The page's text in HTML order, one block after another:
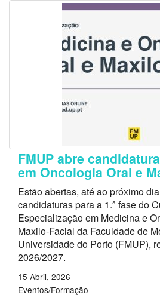
FMUP abre
em Oncologia Oral e
Estão abertas, até ao próximo
candidaturas para a 1.ª fase do
Especialização em Medicina e
Maxilo-Facial da Faculdade de
Universidade do Porto (FMUP),
2026/2027.
15 Abril, 2026
Eventos/Formação